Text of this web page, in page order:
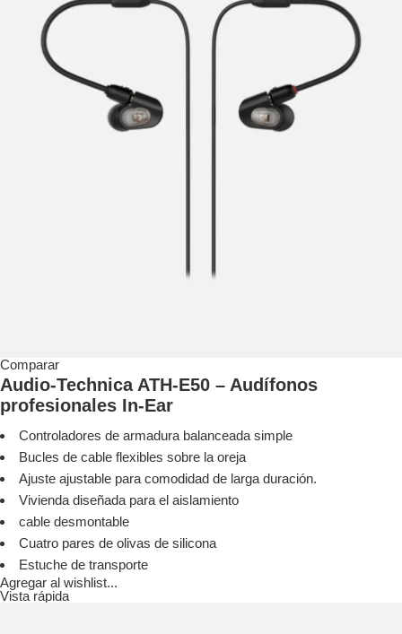
Comparar
Audio-Technica ATH-E50 – Audífonos
profesionales In-Ear
Controladores de armadura balanceada simple
Bucles de cable flexibles sobre la oreja
Ajuste ajustable para comodidad de larga duración.
Vivienda diseñada para el aislamiento
cable desmontable
Cuatro pares de olivas de silicona
Estuche de transporte
Agregar al wishlist...
Vista rápida